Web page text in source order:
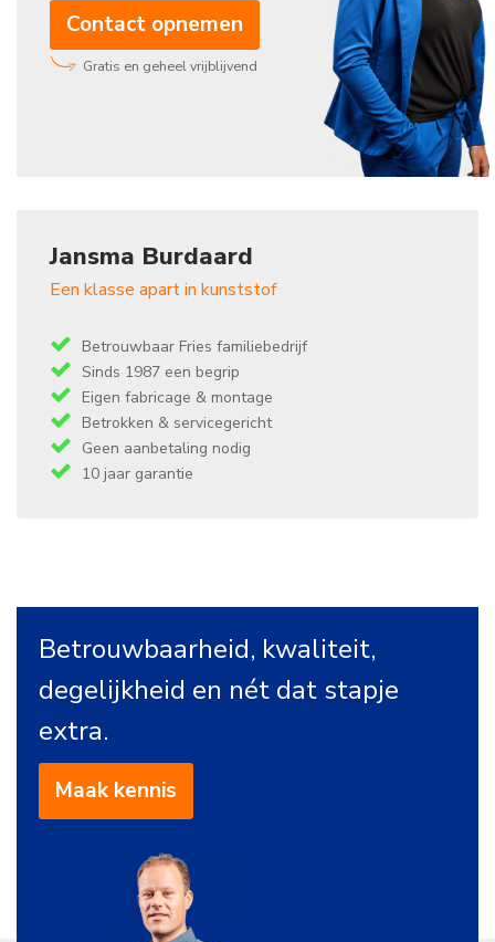
Contact opnemen
Gratis en geheel vrijblijvend
Jansma Burdaard
Een klasse apart in kunststof
Betrouwbaar Fries familiebedrijf
Sinds 1987 een begrip
Eigen fabricage & montage
Betrokken & servicegericht
Geen aanbetaling nodig
10 jaar garantie
Betrouwbaarheid, kwaliteit,
degelijkheid en nét dat stapje
extra.
Maak kennis